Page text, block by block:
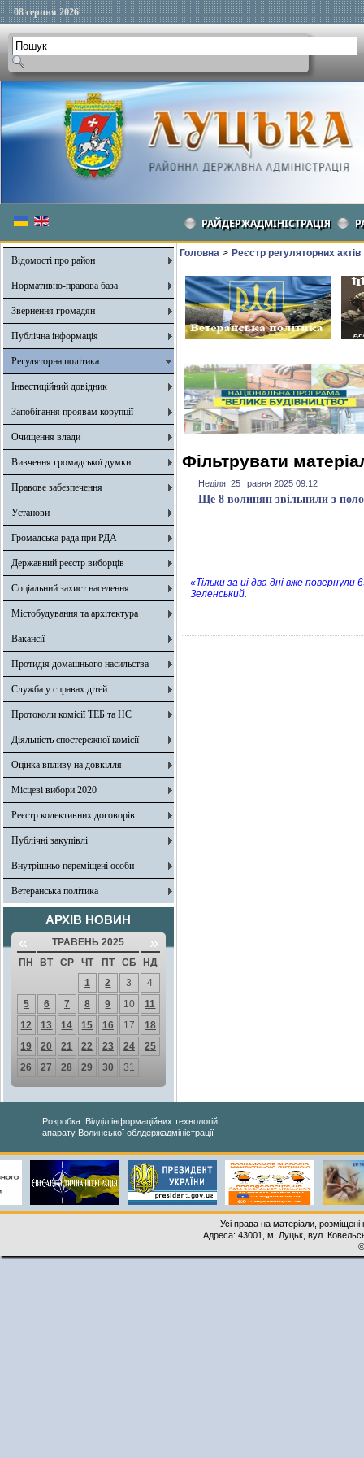
08 серпня 2026
РАЙДЕРЖАДМІНІСТРАЦІЯ
Відомості про район
Нормативно-правова база
Звернення громадян
Публічна інформація
Регуляторна політика
Інвестиційний довідник
Запобігання проявам корупції
Очищення влади
Вивчення громадської думки
Правове забезпечення
Установи
Громадська рада при РДА
Державний реєстр виборців
Соціальний захист населення
Містобудування та архітектура
Вакансії
Протидія домашнього насильства
Служба у справах дітей
Протоколи комісії ТЕБ та НС
Діяльність спостережної комісії
Оцінка впливу на довкілля
Місцеві вибори 2020
Реєстр колективних договорів
Публічні закупівлі
Внутрішньо переміщені особи
Ветеранська політика
АРХІВ НОВИН
« ТРАВЕНЬ 2025 »
ПН ВТ СР ЧТ ПТ СБ
НД
1
2 3
4
5
6 7 8 9 10
11
12
13 14 15 16 17
18
19
20 21 22 23 24
25
26
27 28 29 30 31
Головна > Реєстр регуляторних актів
Фільтрувати
Неділя, 25 травня 2025 09:12
Ще 8 волинян звільнили з
«Тільки за ці два дні вже
Зеленський.
Розробка: Відділ інформаційних технологій
апарату Волинської облдержадміністрації
Усі права на матеріали,
Адреса: 43001, м. Луцьк, вул.